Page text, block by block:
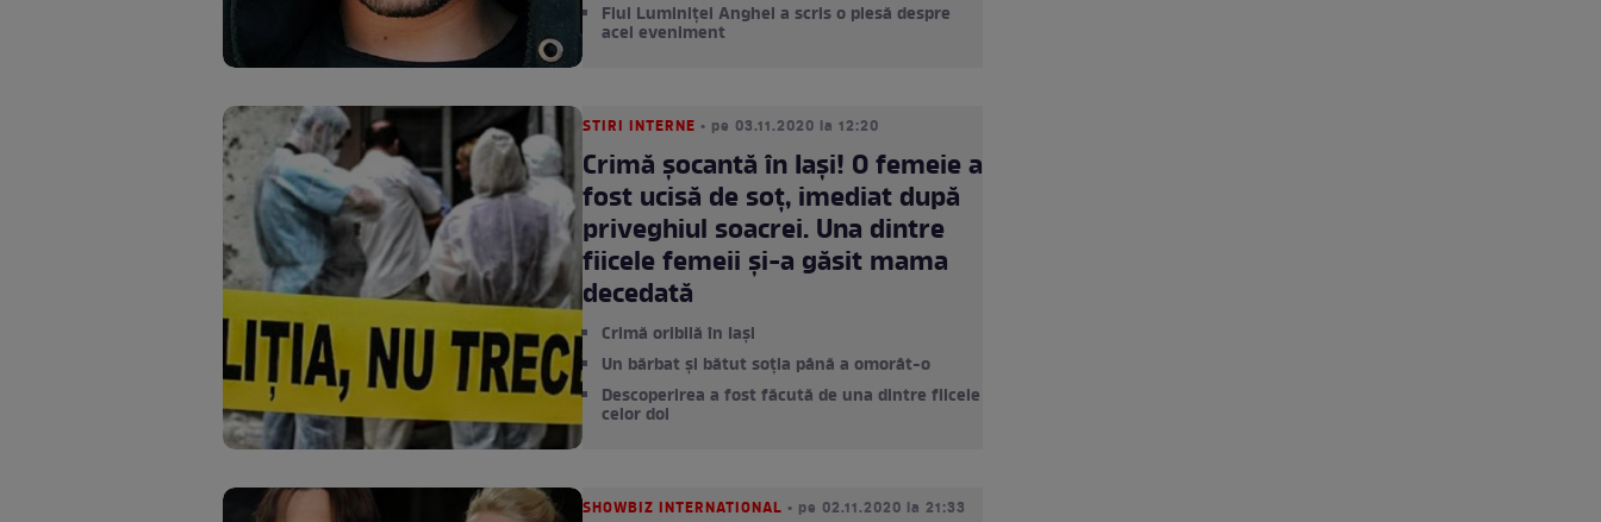
Fiul Luminiței Anghel a scris o piesă despre
acel eveniment
STIRI INTERNE • pe 03.11.2020 la 12:20
Crimă șocantă în Iași! O femeie a
fost ucisă de soț, imediat după
priveghiul soacrei. Una dintre
fiicele femeii și-a găsit mama
decedată
Crimă oribilă în Iași
Un bărbat și bătut soția până a omorât-o
Descoperirea a fost făcută de una dintre fiicele
celor doi
SHOWBIZ INTERNATIONAL • pe 02.11.2020 la 21:33